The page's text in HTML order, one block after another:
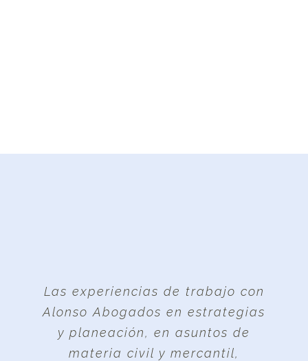
Las experiencias de trabajo con
Alonso Abogados en estrategias
y planeación, en asuntos de
materia civil y mercantil,